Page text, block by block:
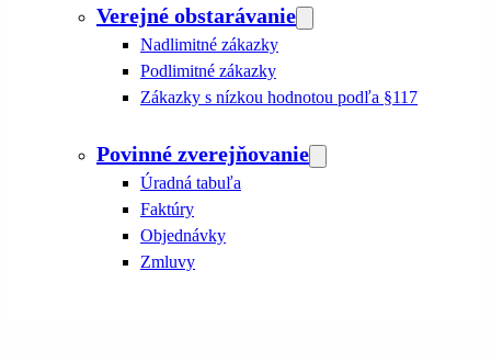
Verejné obstarávanie
Nadlimitné zákazky
Podlimitné zákazky
Zákazky s nízkou hodnotou podľa §117
Povinné zverejňovanie
Úradná tabuľa
Faktúry
Objednávky
Zmluvy